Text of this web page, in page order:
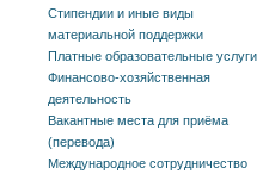
Стипендии и иные виды
материальной поддержки
Платные образовательные услуги
Финансово-хозяйственная
деятельность
Вакантные места для приёма
(перевода)
Международное сотрудничество